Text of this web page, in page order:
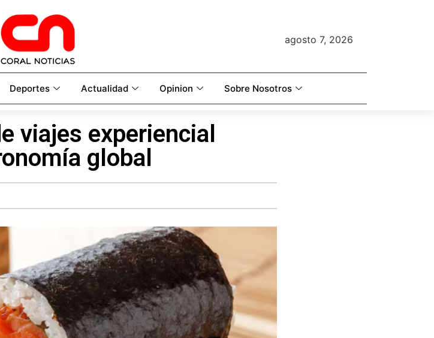
agosto 7, 2026
Deportes Actualidad Opinion Sobre Nosotros
viajes experiencial
global